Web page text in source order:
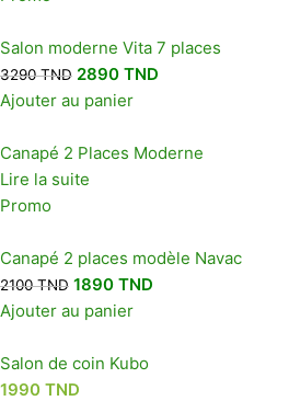
Salon moderne Vita 7 places
3290TND 2890 TND
Ajouter au panier
Canapé 2 Places Moderne
Lire la suite
Promo
Canapé 2 places modèle Navac
2100TND 1890 TND
Ajouter au panier
Salon de coin Kubo
1990 TND